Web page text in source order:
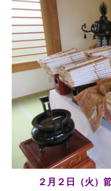
２月２日（火）